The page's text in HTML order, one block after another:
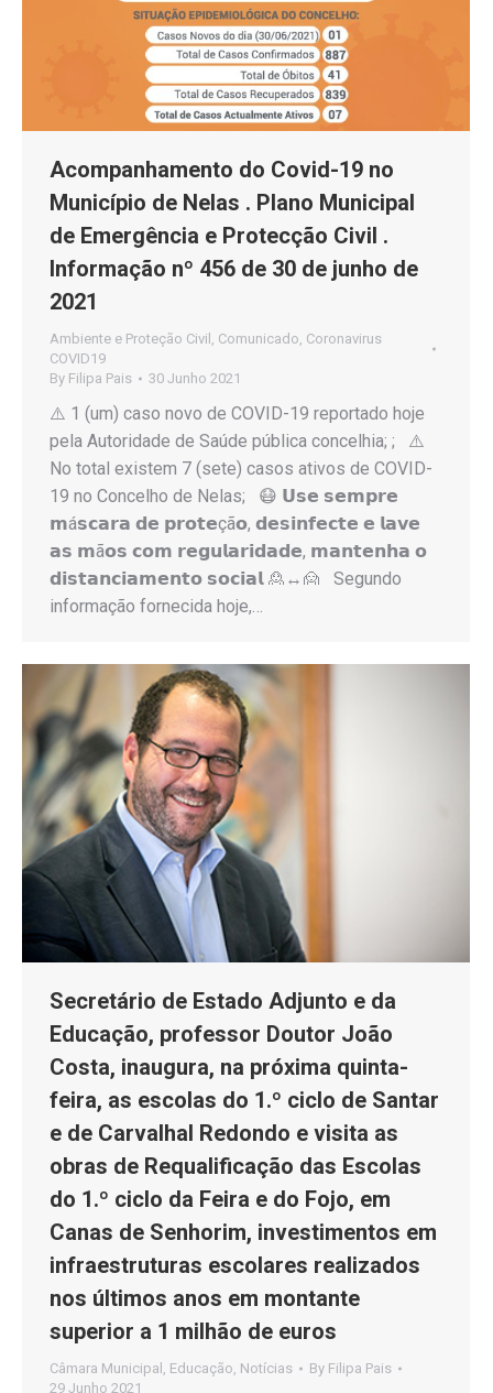
Acompanhamento do Covid-19 no
Município de Nelas . Plano Municipal
de Emergência e Protecção Civil .
Informação nº 456 de 30 de junho de
2021
Ambiente e Proteção Civil Comunicado Coronavirus
COVID19
By Filipa Pais 30 Junho 2021
⚠️ 1 (um) caso novo de COVID-19 reportado hoje
pela Autoridade de Saúde pública concelhia; ; ⚠️
No total existem 7 (sete) casos ativos de COVID-
19 no Concelho de Nelas; 😷 𝗨𝘀𝗲 𝘀𝗲𝗺𝗽𝗿𝗲
𝗺á𝘀𝗰𝗮𝗿𝗮 𝗱𝗲 𝗽𝗿𝗼𝘁𝗲çã𝗼, 𝗱𝗲𝘀𝗶𝗻𝗳𝗲𝗰𝘁𝗲 𝗲 𝗹𝗮𝘃𝗲
𝗮𝘀 𝗺ã𝗼𝘀 𝗰𝗼𝗺 𝗿𝗲𝗴𝘂𝗹𝗮𝗿𝗶𝗱𝗮𝗱𝗲, 𝗺𝗮𝗻𝘁𝗲𝗻𝗵𝗮 𝗼
𝗱𝗶𝘀𝘁𝗮𝗻𝗰𝗶𝗮𝗺𝗲𝗻𝘁𝗼 𝘀𝗼𝗰𝗶𝗮𝗹 🙎↔️🙍 Segundo
informação fornecida hoje,…
Secretário de Estado Adjunto e da
Educação, professor Doutor João
Costa, inaugura, na próxima quinta-
feira, as escolas do 1.º ciclo de Santar
e de Carvalhal Redondo e visita as
obras de Requalificação das Escolas
do 1.º ciclo da Feira e do Fojo, em
Canas de Senhorim, investimentos em
infraestruturas escolares realizados
nos últimos anos em montante
superior a 1 milhão de euros
Câmara Municipal Educação Notícias By Filipa Pais
29 Junho 2021